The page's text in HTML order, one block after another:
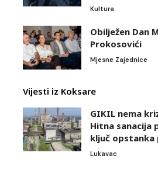
Kultura
Obilježen Dan
Prokosovići
Mjesne Zajednice
Vijesti iz Koksare
GIKIL nema
Hitna sanacija
ključ opstanka
Lukavac